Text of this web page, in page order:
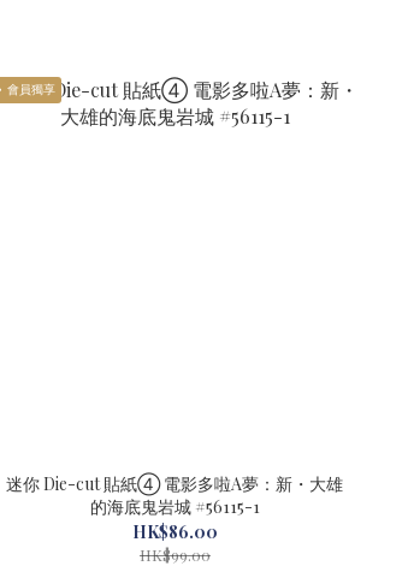
會員獨享
迷你 Die-cut 貼紙④ 電影多啦A夢：新・大雄
的海底鬼岩城 #56115-1
HK$86.00
HK$99.00